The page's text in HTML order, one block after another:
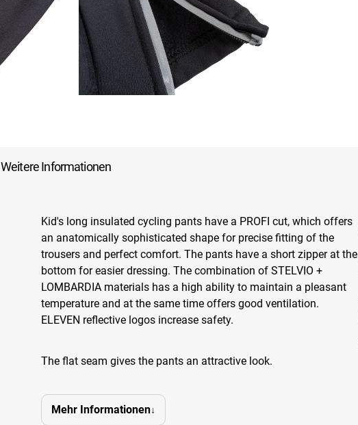
Weitere Informationen
Kid's long insulated cycling pants have a PROFI cut, which offers
an anatomically sophisticated shape for precise fitting of the
trousers and perfect comfort. The pants have a short zipper at the
bottom for easier dressing. The combination of STELVIO +
LOMBARDIA materials has a high ability to maintain a pleasant
temperature and at the same time offers good ventilation.
ELEVEN reflective logos increase safety.
The flat seam gives the pants an attractive look.
Mehr Informationen